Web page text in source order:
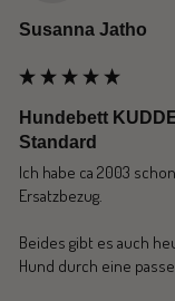
Susanna Jatho
Hundebett
Standard
Ich habe ca 2003
Ersatzbezug.
Beides gibt es auch
Hund durch eine